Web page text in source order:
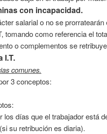
con incapacidad.
salarial o no se
tomando como referencia el
o complementos se
I.T.
comunes.
3 conceptos:
los días que el trabajador está
su retribución es diaria).